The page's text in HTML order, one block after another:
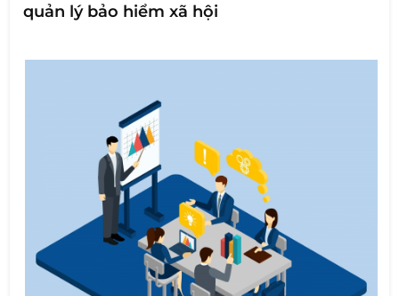
quản lý bảo hiểm xã hội